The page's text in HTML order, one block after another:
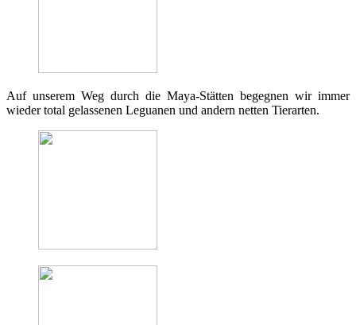
Auf unserem Weg durch die Maya-Stätten begegnen wir immer
wieder total gelassenen Leguanen und andern netten Tierarten.